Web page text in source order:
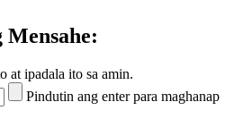
at ipadala ito sa amin.
Pindutin ang enter para maghanap